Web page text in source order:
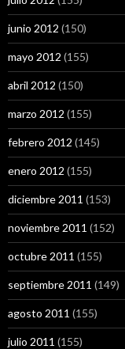
junio 2012 (150)
mayo 2012 (155)
abril 2012 (150)
marzo 2012 (155)
febrero 2012 (145)
enero 2012 (155)
diciembre 2011 (153)
noviembre 2011 (152)
octubre 2011 (155)
septiembre 2011 (149)
agosto 2011 (155)
julio 2011 (155)